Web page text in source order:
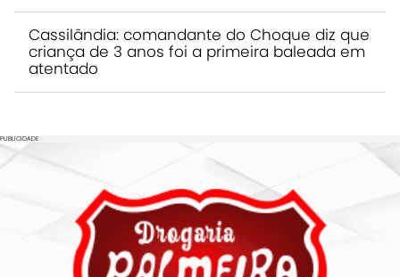
Cassilândia: comandante do Choque diz que
criança de 3 anos foi a primeira baleada em
atentado
PUBLICIDADE